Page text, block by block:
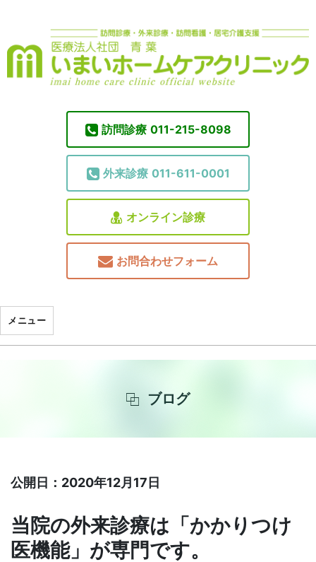
訪問診療 011-215-8098
外来診療 011-611-0001
オンライン診療
お問合わせフォーム
メニュー
ブログ
公開日：2020年12月17日
当院の外来診療は「かかりつけ
医機能」が専門です。